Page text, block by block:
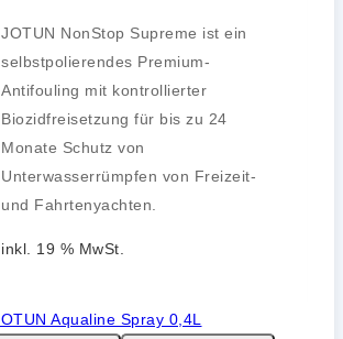
JOTUN NonStop Supreme ist ein
selbstpolierendes Premium-
Antifouling mit kontrollierter
Biozidfreisetzung für bis zu 24
Monate Schutz von
Unterwasserrümpfen von Freizeit-
und Fahrtenyachten.
inkl. 19 % MwSt.